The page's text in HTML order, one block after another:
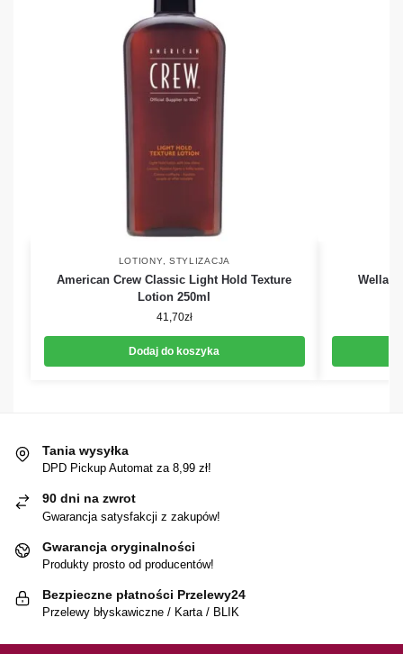
LOTIONY, STYLIZACJA
American Crew Classic Light Hold Texture
Lotion 250ml
41,70zł
Dodaj do koszyka
Wella
Tania wysyłka
DPD Pickup Automat za 8,99 zł!
90 dni na zwrot
Gwarancja satysfakcji z zakupów!
Gwarancja oryginalności
Produkty prosto od producentów!
Bezpieczne płatności Przelewy24
Przelewy błyskawiczne / Karta / BLIK